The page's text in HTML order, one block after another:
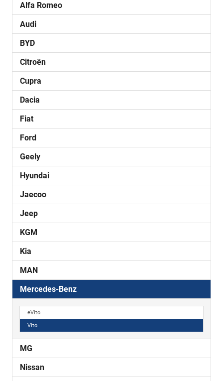
Alfa Romeo
Audi
BYD
Citroën
Cupra
Dacia
Fiat
Ford
Geely
Hyundai
Jaecoo
Jeep
KGM
Kia
MAN
Mercedes-Benz
eVito
Vito
MG
Nissan